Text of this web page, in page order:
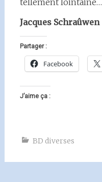
tellement lointaine…
Jacques Schraûwen
Partager :
Facebook
J’aime ça :
BD diverses